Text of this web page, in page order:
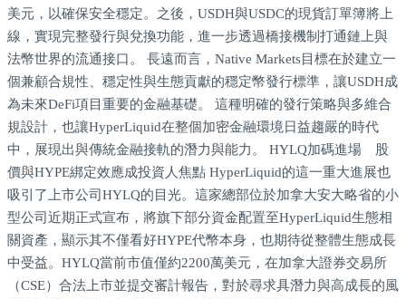
美元，以確保安全穩定。之後，USDH與USDC的現貨訂單簿將上
線，實現完整發行與兌換功能，進一步透過橋接機制打通鏈上與
法幣世界的流通接口。 長遠而言，Native Markets目標在於建立一
個兼顧合規性、穩定性與生態貢獻的穩定幣發行標準，讓USDH成
為未來DeFi項目重要的金融基礎。 這種明確的發行策略與多維合
規設計，也讓HyperLiquid在整個加密金融環境日益趨嚴的時代
中，展現出與傳統金融接軌的潛力與能力。 HYLQ加碼進場 股
價與HYPE綁定效應成投資人焦點 HyperLiquid的這一重大進展也
吸引了上市公司HYLQ的目光。這家總部位於加拿大安大略省的小
型公司近期正式宣布，將旗下部分資金配置至HyperLiquid生態相
關資產，顯示其不僅看好HYPE代幣本身，也期待從整體生態成長
中受益。HYLQ當前市值僅約2200萬美元，在加拿大證券交易所
（CSE）合法上市並提交審計報告，對於尋求具潛力與高成長的風